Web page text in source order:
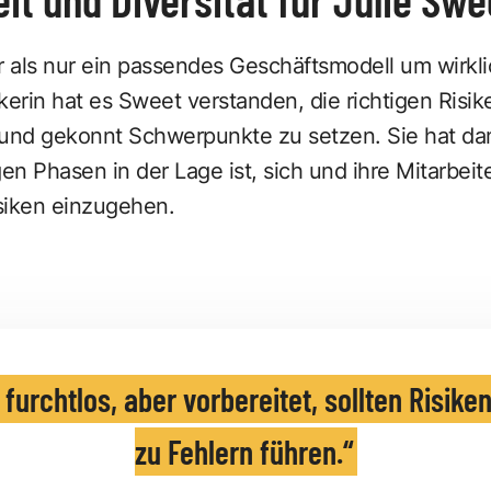
als nur ein passendes Geschäftsmodell um
hat es Sweet verstanden, die richtigen
gekonnt Schwerpunkte zu setzen. Sie hat
Phasen in der Lage ist, sich und ihre
einzugehen.
furchtlos, aber vorbereitet, sollten
zu Fehlern führen.